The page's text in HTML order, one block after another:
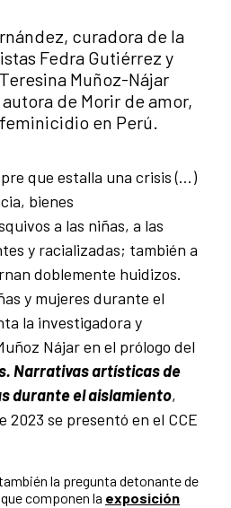
curadora de la
Fedra Gutiérrez y
Muñoz-Nájar
de Morir de amor,
en Perú.
que estalla una crisis (…)
bienes
a las niñas, a las
y racializadas; también a
doblemente huidizos.
y mujeres durante el
la investigadora y
Nájar en el prólogo del
Narrativas artísticas de
durante el aislamiento,
2023 se presentó en el CCE
la pregunta detonante de
componen la exposición